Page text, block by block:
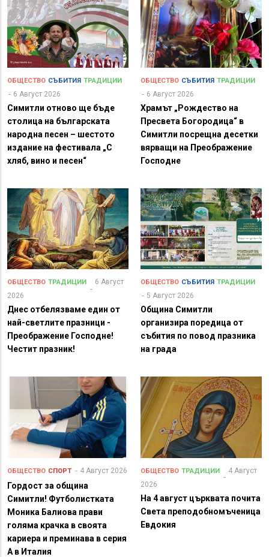
ОБЩЕСТВО СЪБИТИЯ ТРАДИЦИИ
6 Август 2026
Симитли отново ще бъде
столица на българската
народна песен – шестото
издание на фестивала „С
хляб, вино и песен“
ОБЩЕСТВО СЪБИТИЯ ТРАДИЦИИ
6 Август 2026
Храмът „Рождество на
Пресвета Богородица“ в
Симитли посрещна десетки
вярващи на Преображение
Господне
ОБЩЕСТВО ТРАДИЦИИ
6 Август
2026
Днес отбелязваме един от
най-светлите празници -
Преображение Господне!
Честит празник!
ОБЩЕСТВО СЪБИТИЯ ТРАДИЦИИ
5 Август 2026
Община Симитли
организира поредица от
събития по повод празника
на града
ОБЩЕСТВО СПОРТ 4 Август 2026
Гордост за община
Симитли! Футболистката
Моника Балиова прави
голяма крачка в своята
кариера и преминава в серия
А в Италия
ОБЩЕСТВО ТРАДИЦИИ
4 Август
2026
На 4 август църквата почита
Света преподобномъченица
Евдокия